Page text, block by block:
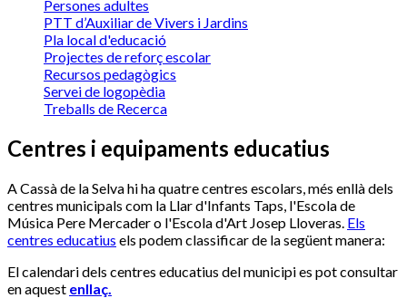
Persones adultes
PTT d’Auxiliar de Vivers i Jardins
Pla local d'educació
Projectes de reforç escolar
Recursos pedagògics
Servei de logopèdia
Treballs de Recerca
Centres i equipaments educatius
A Cassà de la Selva hi ha quatre centres escolars, més enllà dels
centres municipals com la Llar d'Infants Taps, l'Escola de
Música Pere Mercader o l'Escola d'Art Josep Lloveras. Els
centres educatius els podem classificar de la següent manera:
El calendari dels centres educatius del municipi es pot consultar
en aquest enllaç.